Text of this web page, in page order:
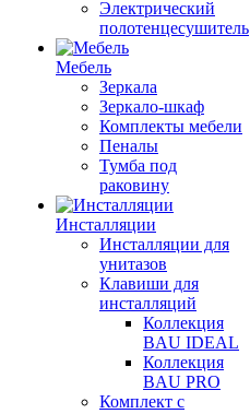
Электрический
полотенцесушитель
Мебель
Зеркала
Зеркало-шкаф
Комплекты мебели
Пеналы
Тумба под
раковину
Инсталляции
Инсталляции для
унитазов
Клавиши для
инсталляций
Коллекция
BAU IDEAL
Коллекция
BAU PRO
Комплект с